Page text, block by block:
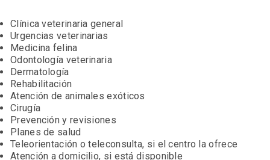
Clínica veterinaria general
Urgencias veterinarias
Medicina felina
Odontología veterinaria
Dermatología
Rehabilitación
Atención de animales exóticos
Cirugía
Prevención y revisiones
Planes de salud
Teleorientación o teleconsulta, si el centro la ofrece
Atención a domicilio, si está disponible